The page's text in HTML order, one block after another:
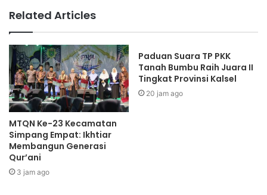
Related Articles
MTQN Ke-23 Kecamatan
Simpang Empat: Ikhtiar
Membangun Generasi
Qur’ani
3 jam ago
Paduan Suara TP PKK
Tanah Bumbu Raih Juara II
Tingkat Provinsi Kalsel
20 jam ago